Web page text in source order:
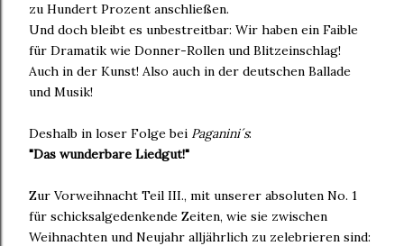
zu Hundert Prozent anschließen.
Und doch bleibt es unbestreitbar: Wir haben ein Faible
für Dramatik wie Donner-Rollen und Blitzeinschlag!
Auch in der Kunst! Also auch in der deutschen Ballade
und Musik!
Deshalb in loser Folge bei Paganini´s:
"Das wunderbare Liedgut!"
Zur Vorweihnacht Teil III., mit unserer absoluten No. 1
für schicksalgedenkende Zeiten, wie sie zwischen
Weihnachten und Neujahr alljährlich zu zelebrieren sind: